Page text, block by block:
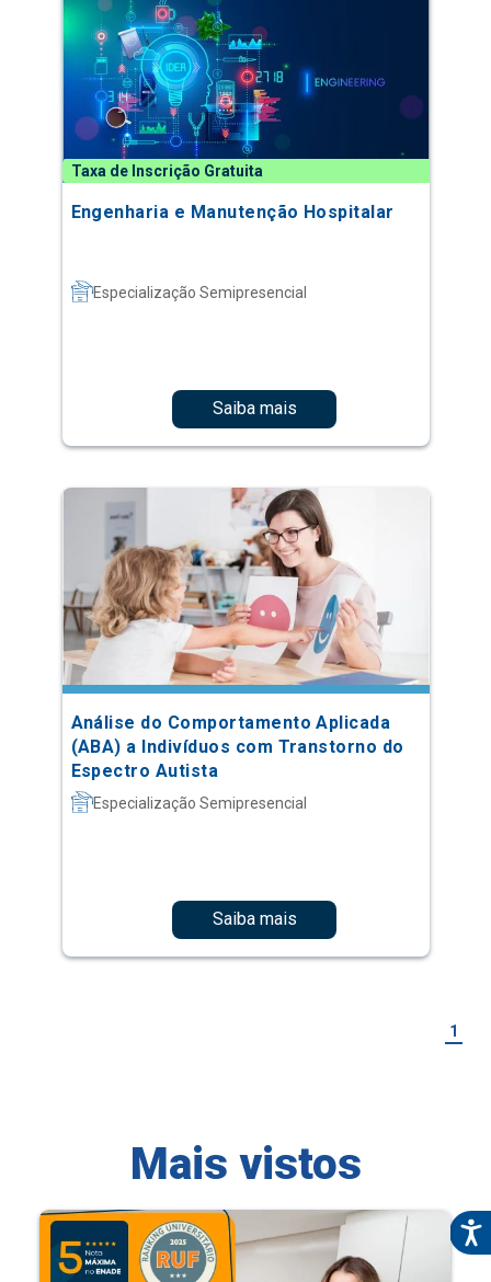
Taxa de Inscrição Gratuita
Engenharia e Manutenção Hospitalar
Especialização Semipresencial
Saiba mais
Análise do Comportamento Aplicada
(ABA) a Indivíduos com Transtorno do
Espectro Autista
Especialização Semipresencial
Saiba mais
1
Mais vistos